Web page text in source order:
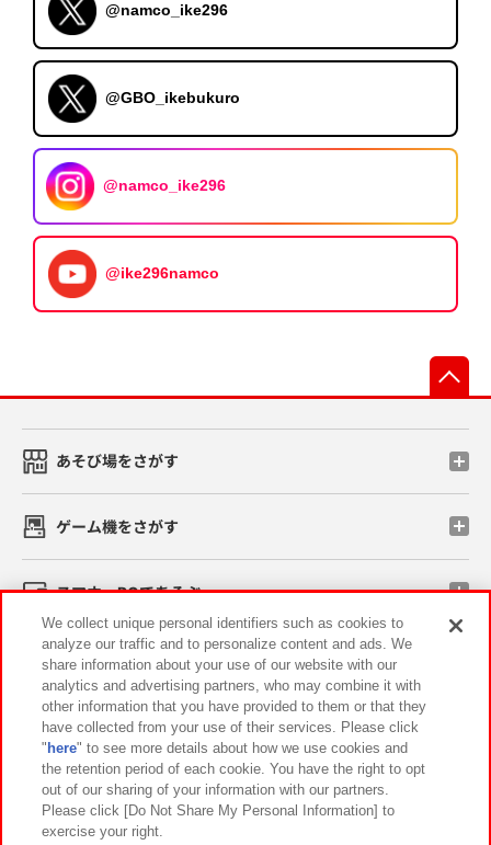
@namco_ike296
@GBO_ikebukuro
@namco_ike296
@ike296namco
あそび場をさがす
ゲーム機をさがす
スマホ・PCであそぶ
イベント・キャンペーン
関連会社 サステナビリティ サイトポリシー
プライバシーポリシー ウェブアクセシビリティ方針と検証結果
お取引先さまとともに
We collect unique personal identifiers such as cookies to
analyze our traffic and to personalize content and ads. We
share information about your use of our website with our
analytics and advertising partners, who may combine it with
other information that you have provided to them or that they
have collected from your use of their services. Please click
" here" to see more details about how we use cookies and
the retention period of each cookie. You have the right to opt
out of our sharing of your information with our partners.
Please click [Do Not Share My Personal Information] to
exercise your right.